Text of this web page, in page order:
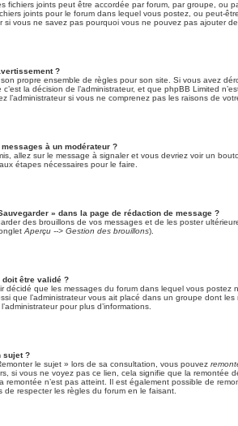
fichiers joints peut être accordée par forum, par groupe, ou
joints pour le forum dans lequel vous postez, ou peut-
si vous ne savez pas pourquoi vous ne pouvez pas ajouter
?
propre ensemble de règles pour son site. Si vous avez
la décision de l’administrateur, et que phpBB Limited
l’administrateur si vous ne comprenez pas les raisons de
à un modérateur ?
allez sur le message à signaler et vous devriez voir un
étapes nécessaires pour le faire.
» dans la page de rédaction de message ?
des brouillons de vos messages et de les poster
Aperçu --> Gestion des brouillons).
doit être validé ?
décidé que les messages du forum dans lequel vous postez
que l’administrateur vous ait placé dans un groupe dont
pour plus d’informations.
sujet ?
le sujet » lors de sa consultation, vous pouvez
si vous ne voyez pas ce lien, cela signifie que la remontée
remontée n’est pas atteint. Il est également possible de
de respecter les règles du forum en le faisant.